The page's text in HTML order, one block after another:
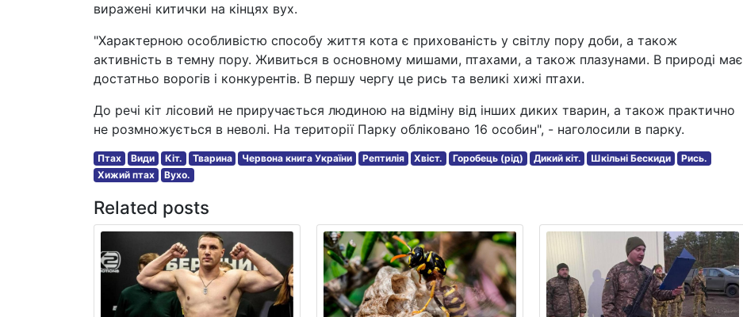
виражені китички на кінцях вух.
"Характерною особливістю способу життя кота є прихованість у світлу пору доби, а також
активність в темну пору. Живиться в основному мишами, птахами, а також плазунами. В природі має
достатньо ворогів і конкурентів. В першу чергу це рись та великі хижі птахи.
До речі кіт лісовий не приручається людиною на відміну від інших диких тварин, а також практично
не розмножується в неволі. На території Парку обліковано 16 особин", - наголосили в парку.
Птах Види Кіт. Тварина Червона книга України Рептилія Хвіст. Горобець (рід) Дикий кіт. Шкільні Бескиди
Рись.
Хижий птах
Вухо.
Related posts